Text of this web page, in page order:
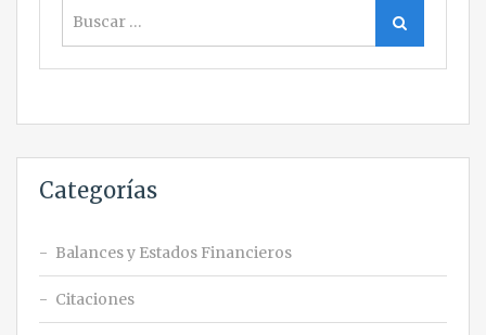
Buscar
Categorías
Balances y Estados Financieros
Citaciones